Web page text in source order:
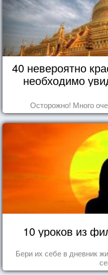
40 невероятно
необходимо
Осторожно! Много
10 уроков из
Бери их себе в дневник